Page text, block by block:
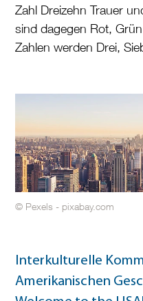
Zahl Dreizehn Trauer
sind dagegen Rot,
Zahlen werden Drei,
© Pexels - pixabay.com
Interkulturelle
Amerikanischen